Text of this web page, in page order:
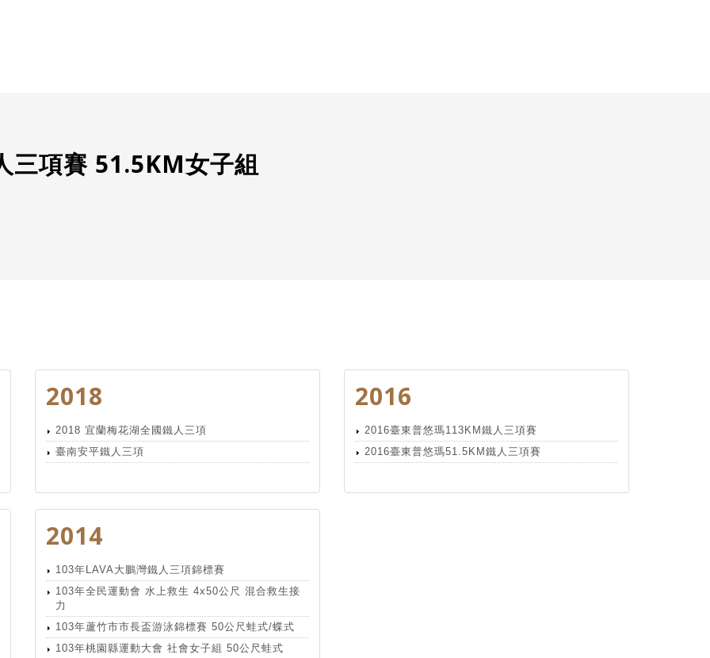
三項賽 51.5KM女子組
2018
2018 宜蘭梅花湖全國鐵人三項
臺南安平鐵人三項
2016
2016臺東普悠瑪113KM鐵人三項賽
2016臺東普悠瑪51.5KM鐵人三項賽
2014
103年LAVA大鵬灣鐵人三項錦標賽
103年全民運動會 水上救生 4x50公尺 混合救生接
力
103年蘆竹市市長盃游泳錦標賽 50公尺蛙式/蝶式
103年桃園縣運動大會 社會女子組 50公尺蛙式